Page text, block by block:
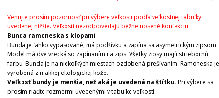
Venujte prosím pozornosť pri výbere veľkosti podľa veľkostnej tabuľky
uvedenej nižšie. Veľkosti nezodpovedajú bežne nosené konfekciu.
Bunda ramoneska s klopami
Bunda je ľahko vypasované, má podšívku a zapína sa asymetrickým zipsom.
Model má dve vrecká so zapínaním na zips. Všetky zipsy majú striebornú
farbu. Bunda je na niekoľkých miestach ozdobená prešívaním. Ramoneska je
vyrobená z mäkkej ekologickej kože.
Veľkosť bundy je menšia, než aká je uvedená na štítku. Pri výbere sa
prosím riaďte rozmermi uvedenými v tabuľke veľkostí.